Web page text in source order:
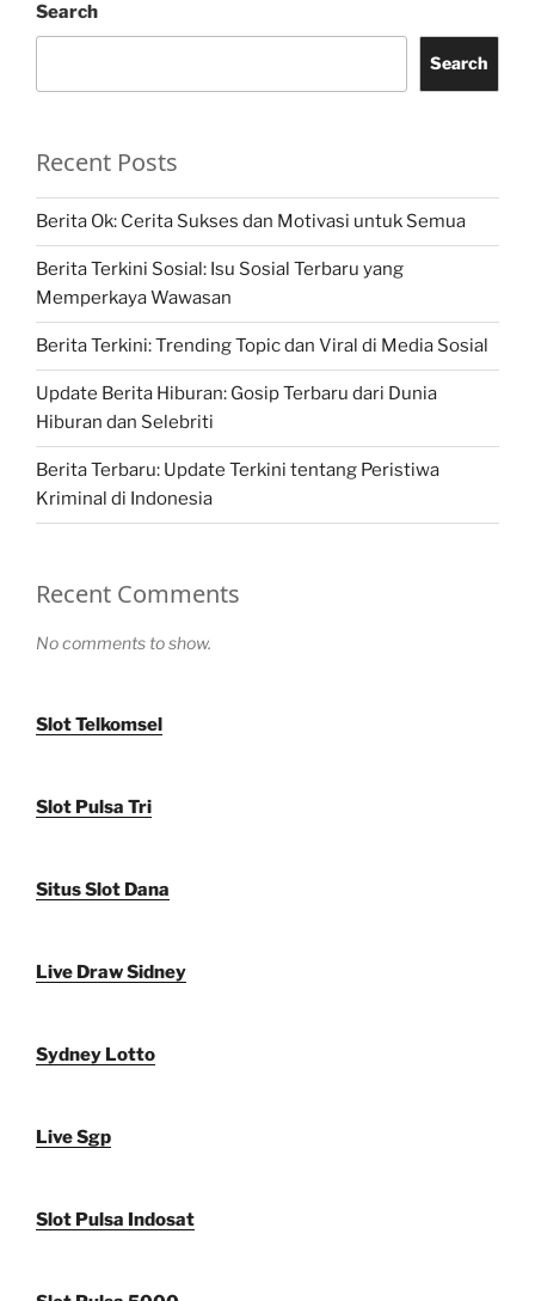
Search
Search
Recent Posts
Berita Ok: Cerita Sukses dan Motivasi untuk Semua
Berita Terkini Sosial: Isu Sosial Terbaru yang
Memperkaya Wawasan
Berita Terkini: Trending Topic dan Viral di Media Sosial
Update Berita Hiburan: Gosip Terbaru dari Dunia
Hiburan dan Selebriti
Berita Terbaru: Update Terkini tentang Peristiwa
Kriminal di Indonesia
Recent Comments
No comments to show.
Slot Telkomsel
Slot Pulsa Tri
Situs Slot Dana
Live Draw Sidney
Sydney Lotto
Live Sgp
Slot Pulsa Indosat